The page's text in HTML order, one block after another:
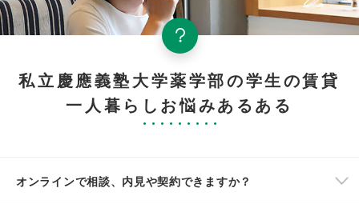
私立慶應義塾大学薬学部の学生の賃貸
一人暮らしお悩みあるある
オンラインで相談、内見や契約できますか？